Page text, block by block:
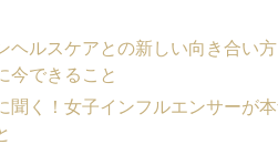
ヘルスケアとの新しい向き合い
今できること
聞く！女子インフルエンサーが